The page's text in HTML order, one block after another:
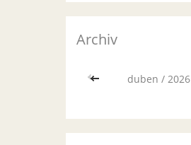
Archiv
<< duben / 2026